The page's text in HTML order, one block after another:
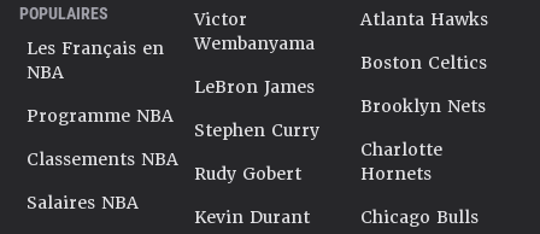
POPULAIRES
Les Français en
NBA
Programme NBA
Classements NBA
Salaires NBA
Victor
Wembanyama
LeBron James
Stephen Curry
Rudy Gobert
Kevin Durant
Atlanta Hawks
Boston Celtics
Brooklyn Nets
Charlotte
Hornets
Chicago Bulls